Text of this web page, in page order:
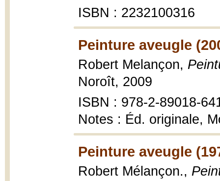
ISBN : 2232100316
Peinture aveugle
Robert Melançon,
Noroît, 2009
ISBN : 978-2-89018-
Notes : Éd. originale,
Peinture aveugle
Robert Mélançon.,